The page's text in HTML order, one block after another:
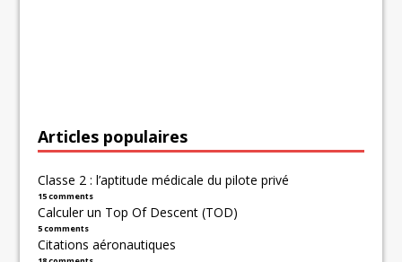
Articles populaires
Classe 2 : l’aptitude médicale du pilote privé
15 comments
Calculer un Top Of Descent (TOD)
5 comments
Citations aéronautiques